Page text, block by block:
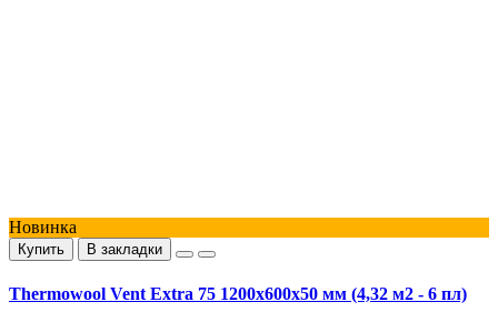
Новинка
Купить В закладки
Thermowool Vent Extra 75 1200x600x50 мм (4,32 м2 - 6 пл)